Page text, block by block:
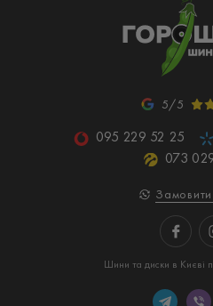
5/5
095 229 52 25
073
Замовити
Шини та диски в Києві